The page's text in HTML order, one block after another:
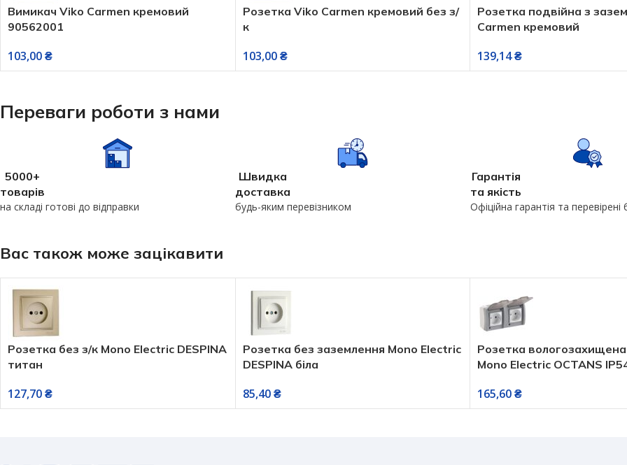
Вимикач Viko Carmen кремовий
90562001
103,00₴
Розетка Viko Carmen кремовий без з/
к
103,00₴
Розетка подвійна з
Carmen кремовий
139,14₴
Переваги роботи з нами
5000+
товарів
на складі готові до відправки
Швидка
доставка
будь-яким перевізником
Гарантія
та якість
Офіційна гарантія та перевірені
Вас також може зацікавити
Розетка без з/к Mono Electric DESPINA
титан
127,70₴
Розетка без заземлення Mono Electric
DESPINA біла
85,40₴
Розетка
Mono Electric OCTANS
165,60₴